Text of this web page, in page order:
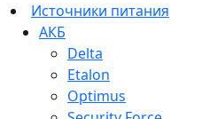
Источники питания
АКБ
Delta
Etalon
Optimus